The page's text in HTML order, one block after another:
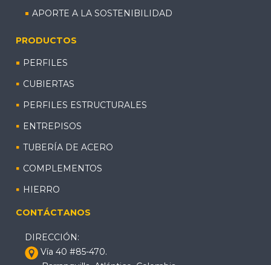
APORTE A LA SOSTENIBILIDAD
PRODUCTOS
PERFILES
CUBIERTAS
PERFILES ESTRUCTURALES
ENTREPISOS
TUBERÍA DE ACERO
COMPLEMENTOS
HIERRO
CONTÁCTANOS
DIRECCIÓN:
Vía 40 #85-470.